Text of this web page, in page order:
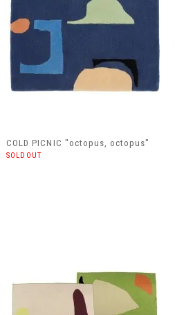
COLD PICNIC "octopus, octopus"
SOLDOUT